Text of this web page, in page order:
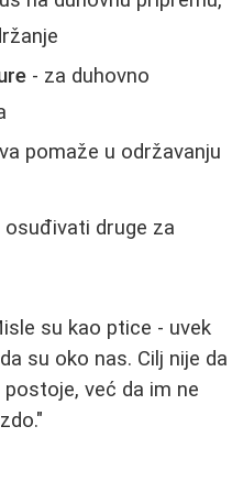
- za duhovno
pomaže u održavanju
osuđivati druge za
su kao ptice - uvek
su oko nas. Cilj nije da
već da im ne